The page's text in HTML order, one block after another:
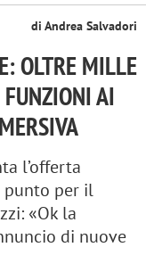
di Andrea Salvadori
OLTRE MILLE
AI
l’offerta
punto per il
«Ok la
di nuove